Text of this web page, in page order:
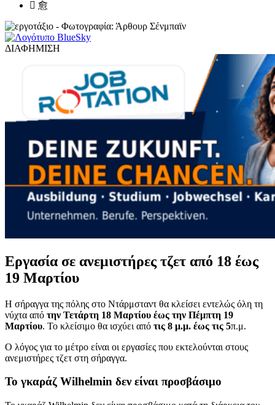
ΔΙΑΦΗΜΙΣΗ
Εργασία σε ανεμιστήρες τζετ από 18 έως
19 Μαρτίου
Η σήραγγα της πόλης στο Ντάρμσταντ θα κλείσει εντελώς όλη τη
νύχτα από την Τετάρτη 18 Μαρτίου έως την Πέμπτη 19
Μαρτίου. Το κλείσιμο θα ισχύει από τις 8 μ.μ. έως τις 5π.μ.
Ο λόγος για το μέτρο είναι οι εργασίες που εκτελούνται στους
ανεμιστήρες τζετ στη σήραγγα.
Το γκαράζ Wilhelmin δεν είναι προσβάσιμο